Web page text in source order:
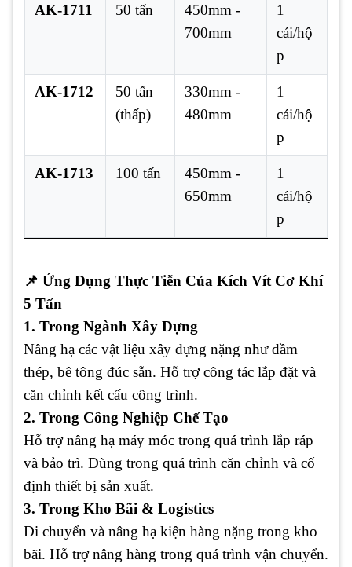
AK-1711 50 tấn
450mm -
700mm
1
cái/hộ
p
AK-1712
50 tấn
(thấp)
330mm -
480mm
1
cái/hộ
p
AK-1713 100 tấn
450mm -
650mm
1
cái/hộ
p
📌 Ứng Dụng Thực Tiễn Của Kích Vít Cơ Khí
5 Tấn
1. Trong Ngành Xây Dựng
Nâng hạ các vật liệu xây dựng nặng như dầm
thép, bê tông đúc sẵn. Hỗ trợ công tác lắp đặt và
căn chỉnh kết cấu công trình.
2. Trong Công Nghiệp Chế Tạo
Hỗ trợ nâng hạ máy móc trong quá trình lắp ráp
và bảo trì. Dùng trong quá trình căn chỉnh và cố
định thiết bị sản xuất.
3. Trong Kho Bãi & Logistics
Di chuyển và nâng hạ kiện hàng nặng trong kho
bãi. Hỗ trợ nâng hàng trong quá trình vận chuyển.